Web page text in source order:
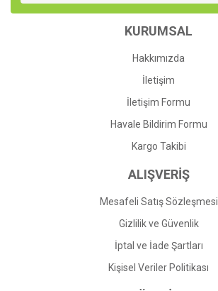
Ürün bilgilerinde hatalar bulunuyor.
Ürün fiyatı diğer sitelerden daha pahalı.
Gönder
KURUMSAL
Hakkımızda
İletişim
İletişim Formu
Havale Bildirim Formu
Kargo Takibi
ALIŞVERİŞ
Mesafeli Satış Sözleşmesi
Gizlilik ve Güvenlik
İptal ve İade Şartları
Kişisel Veriler Politikası